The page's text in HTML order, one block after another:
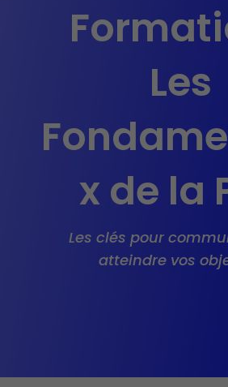
Les
x de la
Les clés pour
atteindre vos